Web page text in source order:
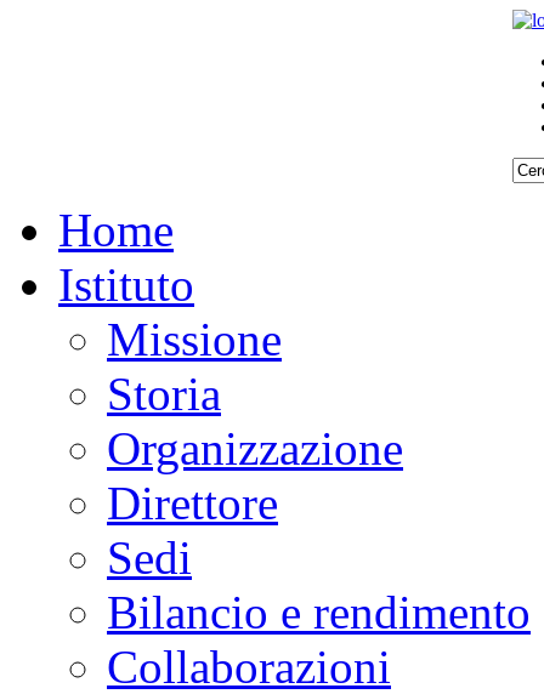
Home
Istituto
Missione
Storia
Organizzazione
Direttore
Sedi
Bilancio e rendimento
Collaborazioni